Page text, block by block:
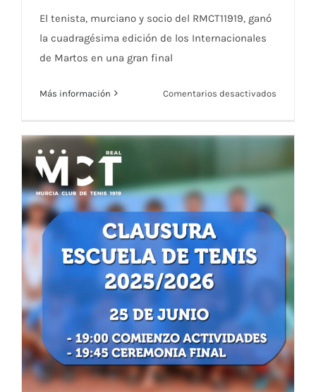
El tenista, murciano y socio del RMCT11919, ganó
la cuadragésima edición de los Internacionales
de Martos en una gran final
Más información Comentarios desactivados
en
final